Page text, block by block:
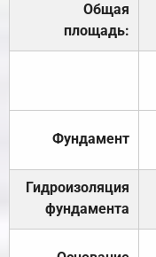
Общая
площадь:
Фундамент
Гидроизоляция
фундамента